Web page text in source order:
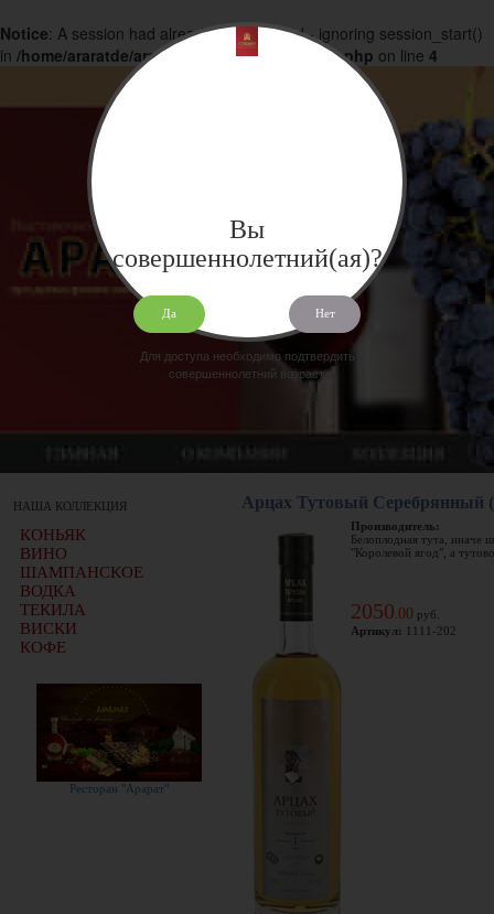
Notice: A session had already been started - ignoring session_start()
in /home/araratde/araratdeg.ru/docs/products.php on line 4
НАША КОЛЛЕКЦИЯ
КОНЬЯК
ВИНО
ШАМПАНСКОЕ
ВОДКА
ТЕКИЛА
ВИСКИ
КОФЕ
Ресторан "Арарат"
Арцах Тутовый Серебрянный
Производитель:
Белоплодная тута, иначе
"Королевой ягод", а
2050 00 руб.
Артикул: 1111-202
Вы
совершеннолетний(ая)?
Да Нет
Для доступа необходимо подтвердить
совершеннолетний возраст.